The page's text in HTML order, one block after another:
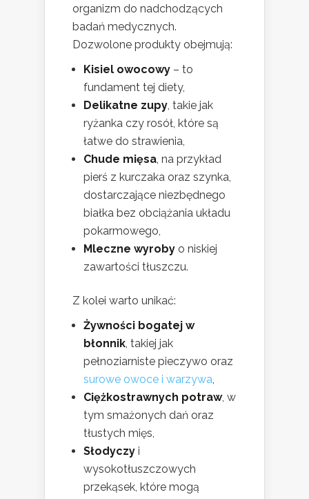
organizm do nadchodzących
badań medycznych.
Dozwolone produkty obejmują:
Kisiel owocowy – to
fundament tej diety,
Delikatne zupy, takie jak
ryżanka czy rosół, które są
łatwe do strawienia,
Chude mięsa, na przykład
pierś z kurczaka oraz szynka,
dostarczające niezbędnego
białka bez obciążania układu
pokarmowego,
Mleczne wyroby o niskiej
zawartości tłuszczu.
Z kolei warto unikać:
Żywności bogatej w
błonnik, takiej jak
pełnoziarniste pieczywo oraz
surowe owoce i warzywa,
Ciężkostrawnych potraw, w
tym smażonych dań oraz
tłustych mięs,
Słodyczy i
wysokotłuszczowych
przekąsek, które mogą